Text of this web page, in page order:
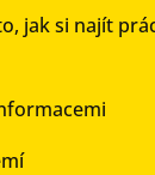
jak si najít